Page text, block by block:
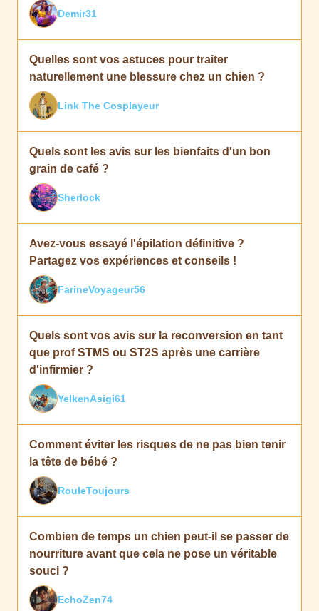
Demir31
Quelles sont vos astuces pour traiter
naturellement une blessure chez un chien ?
Link The Cosplayeur
Quels sont les avis sur les bienfaits d'un bon
grain de café ?
Sherlock
Avez-vous essayé l'épilation définitive ?
Partagez vos expériences et conseils !
FarineVoyageur56
Quels sont vos avis sur la reconversion en tant
que prof STMS ou ST2S après une carrière
d'infirmier ?
YelkenAsigi61
Comment éviter les risques de ne pas bien tenir
la tête de bébé ?
RouleToujours
Combien de temps un chien peut-il se passer de
nourriture avant que cela ne pose un véritable
souci ?
EchoZen74